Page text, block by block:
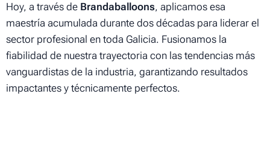
Hoy, a través de Brandaballoons, aplicamos esa
maestría acumulada durante dos décadas para liderar el
sector profesional en toda Galicia. Fusionamos la
fiabilidad de nuestra trayectoria con las tendencias más
vanguardistas de la industria, garantizando resultados
impactantes y técnicamente perfectos.